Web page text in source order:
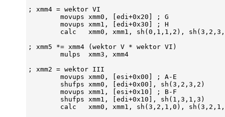
; xmm4 = wektor VI
        movups xmm0, [edi+0x20] ; G
        movups xmm1, [edi+0x30] ; H
calc   xmm0, xmm1, sh(0,1,1,2),
; xmm5 *= xmm4 (wektor V * wektor VI)
        mulps  xmm3, xmm4
; xmm2 = wektor III
        movups xmm0, [esi+0x00] ; A-E
        shufps xmm0, [edi+0x00], sh(3,2,3,2)
        movups xmm1, [esi+0x10] ; B-F
        shufps xmm1, [edi+0x10], sh(1,3,1,3)
calc   xmm0, xmm1, sh(3,2,1,0),